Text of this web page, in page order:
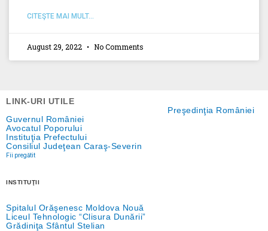
CITEŞTE MAI MULT...
August 29, 2022 No Comments
LINK-URI UTILE
Preşedinţia României
Guvernul României
Avocatul Poporului
Instituţia Prefectului
Consiliul Judeţean Caraş-Severin
Fii pregătit
INSTITUŢII
Spitalul Orăşenesc Moldova Nouă
Liceul Tehnologic “Clisura Dunării”
Grădiniţa Sfântul Stelian